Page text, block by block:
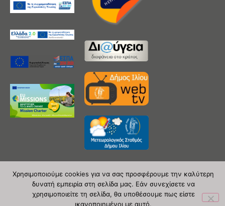
Copyright 2020 © Δήμος Ιλίου
Χρησιμοποιούμε cookies για να σας προσφέρουμε την καλύτερη
δυνατή εμπειρία στη σελίδα μας. Εάν συνεχίσετε να
χρησιμοποιείτε τη σελίδα, θα υποθέσουμε πως είστε
ικανοποιημένοι με αυτό.